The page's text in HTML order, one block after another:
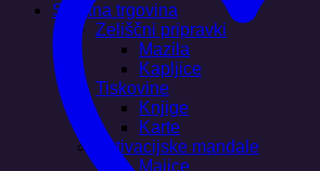
Spletna trgovina
Zeliščni pripravki
Mazila
Kapljice
Tiskovine
Knjige
Karte
Aktivacijske mandale
Majice